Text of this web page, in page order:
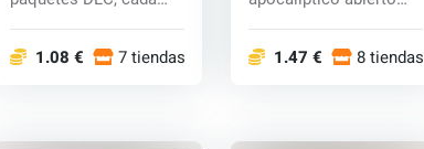
1.08 € 7 tiendas
posibil...
1.47 € 8 tiendas